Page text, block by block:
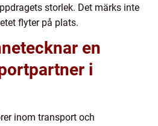
storlek. Det märks inte
flyter på plats.
en
i
inom transport och